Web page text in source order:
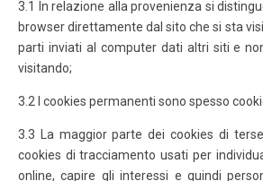
3.1 In relazione alla provenienza si
browser direttamente dal sito che si sta
parti inviati al computer dati altri siti e
visitando;
3.2 I cookies permanenti sono spesso
3.3 La maggior parte dei cookies di
cookies di tracciamento usati per
online, capire gli interessi e quindi